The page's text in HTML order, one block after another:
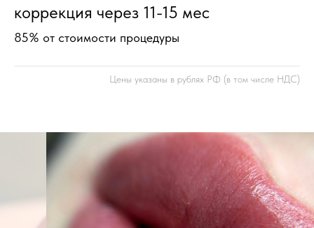
коррекция через 11-15 мес
85% от стоимости процедуры
Цены указаны в рублях РФ (в том числе НДС)